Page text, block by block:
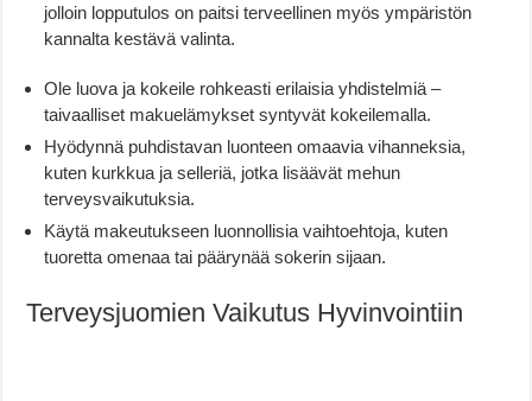
jolloin lopputulos on paitsi terveellinen myös ympäristön
kannalta kestävä valinta.
Ole luova ja kokeile rohkeasti erilaisia yhdistelmiä –
taivaalliset makuelämykset syntyvät kokeilemalla.
Hyödynnä puhdistavan luonteen omaavia vihanneksia,
kuten kurkkua ja selleriä, jotka lisäävät mehun
terveysvaikutuksia.
Käytä makeutukseen luonnollisia vaihtoehtoja, kuten
tuoretta omenaa tai päärynää sokerin sijaan.
Terveysjuomien Vaikutus Hyvinvointiin